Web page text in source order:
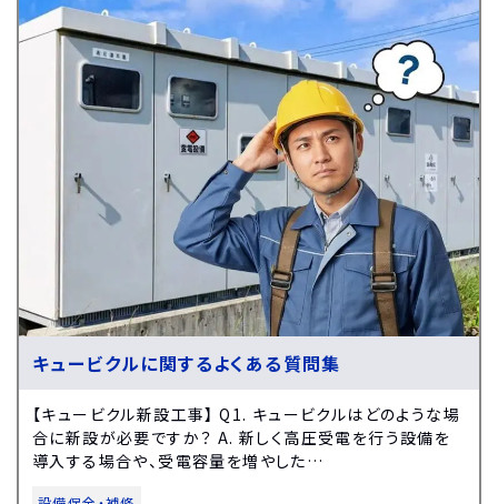
キュービクルに関するよくある質問集
【キュービクル新設工事】 Q1. キュービクルはどのような場
合に新設が必要ですか？ A. 新しく高圧受電を行う設備を
導入する場合や、受電容量を増やした…